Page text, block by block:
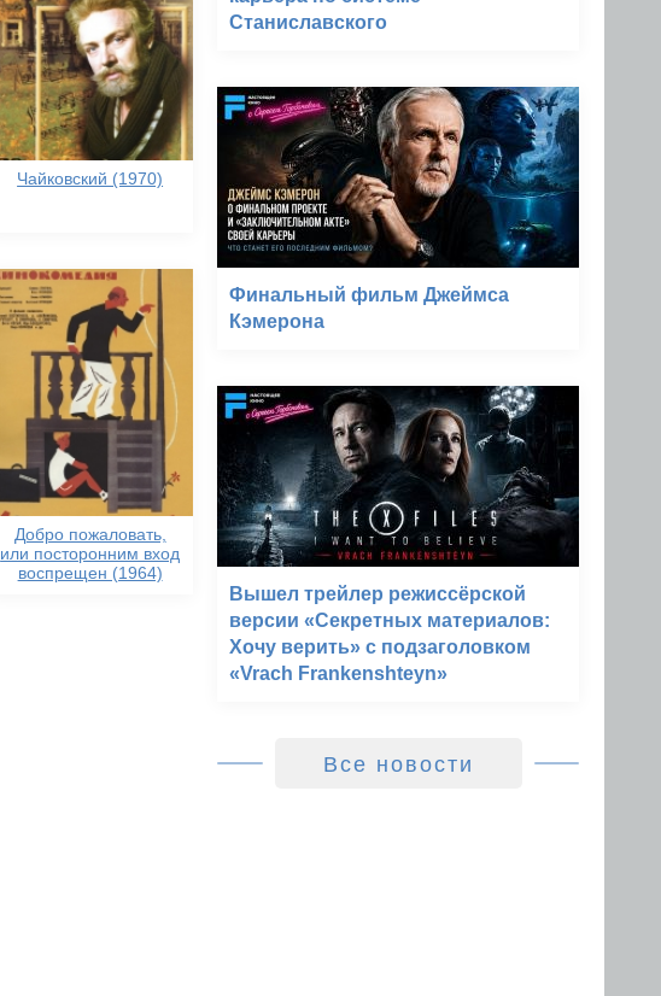
Чайковский (1970)
Добро пожаловать,
или посторонним вход
воспрещен (1964)
Станиславского
Финальный фильм Джеймса
Кэмерона
Вышел трейлер режиссёрской
версии «Секретных материалов:
Хочу верить» с подзаголовком
«Vrach Frankenshteyn»
Все новости